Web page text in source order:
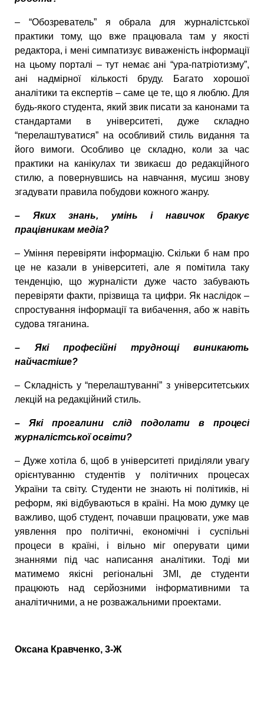
– “Обозреватель” я обрала для журналістської
практики тому, що вже працювала там у якості
редактора, і мені симпатизує виваженість інформації
на цьому порталі – тут немає ані “ура-патріотизму”,
ані надмірної кількості бруду. Багато хорошої
аналітики та експертів – саме це те, що я люблю. Для
будь-якого студента, який звик писати за канонами та
стандартами в університеті, дуже складно
“перелаштуватися” на особливий стиль видання та
його вимоги. Особливо це складно, коли за час
практики на канікулах ти звикаєш до редакційного
стилю, а повернувшись на навчання, мусиш знову
згадувати правила побудови кожного жанру.
– Яких знань, умінь і навичок бракує
працівникам медіа?
– Уміння перевіряти інформацію. Скільки б нам про
це не казали в університеті, але я помітила таку
тенденцію, що журналісти дуже часто забувають
перевіряти факти, прізвища та цифри. Як наслідок –
спростування інформації та вибачення, або ж навіть
судова тяганина.
– Які професійні труднощі виникають
найчастіше?
– Складність у “перелаштуванні” з університетських
лекцій на редакційний стиль.
– Які прогалини слід подолати в процесі
журналістської освіти?
– Дуже хотіла б, щоб в університеті приділяли увагу
орієнтуванню студентів у політичних процесах
України та світу. Студенти не знають ні політиків, ні
реформ, які відбуваються в країні. На мою думку це
важливо, щоб студент, почавши працювати, уже мав
уявлення про політичні, економічні і суспільні
процеси в країні, і вільно міг оперувати цими
знаннями під час написання аналітики. Тоді ми
матимемо якісні регіональні ЗМІ, де студенти
працюють над серйозними інформативними та
аналітичними, а не розважальними проектами.
Оксана Кравченко, 3-Ж